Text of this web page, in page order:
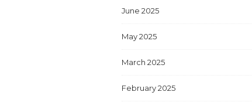
June 2025
May 2025
March 2025
February 2025